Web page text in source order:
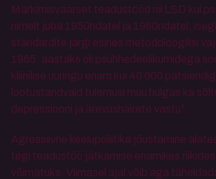
Märkimisväärset teadustööd nii LSD kui
nimelt juba 1950ndatel ja 1960ndatel,
standardite järgi esines metodoloogilisi
1965. aastaks oli psühhedeelikumidega
kliinilise uuringu enam kui 40 000
lootustandvaid tulemusi muu hulgas ka
depressiooni ja ärevushäirete vastu⁶.
Agressiivne keelupoliitika jõustamine
tegi teadustöö jätkamise enamikes
võimatuks. Viimasel ajal võib aga